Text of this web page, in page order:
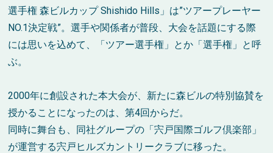
選手権 森ビルカップ Shishido Hills」は”ツアープレーヤー
NO.1決定戦”。選手や関係者が普段、大会を話題にする際
には思いを込めて、「ツアー選手権」とか「選手権」と呼
ぶ。
2000年に創設された本大会が、新たに森ビルの特別協賛を
授かることになったのは、第4回からだ。
同時に舞台も、同社グループの「宍戸国際ゴルフ倶楽部」
が運営する宍戸ヒルズカントリークラブに移った。